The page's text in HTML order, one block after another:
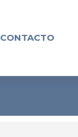
CONTACTO